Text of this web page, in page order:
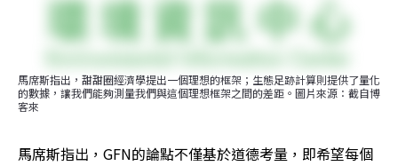
馬席斯指出，甜甜圈經濟學提出一個理想的框架；生態足跡計算則提供了量化
的數據，讓我們能夠測量我們與這個理想框架之間的差距。圖片來源：截自博
客來
馬席斯指出，GFN的論點不僅基於道德考量，即希望每個